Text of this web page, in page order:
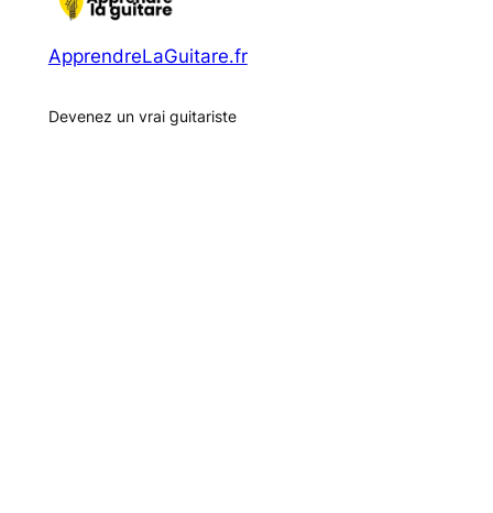
ApprendreLaGuitare.fr
Devenez un vrai guitariste